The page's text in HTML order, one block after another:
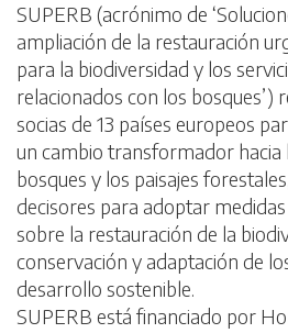
SUPERB (acrónimo de
ampliación de la restauración
para la biodiversidad y los
relacionados con los bosques’)
socias de 13 países europeos
un cambio transformador hacia
bosques y los paisajes
decisores para adoptar
sobre la restauración de la
conservación y adaptación de
desarrollo sostenible.
SUPERB está financiado por